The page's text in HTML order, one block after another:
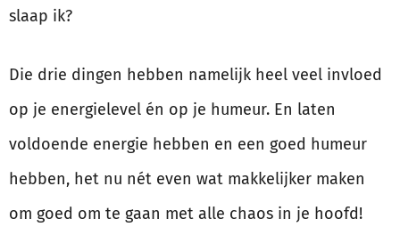
slaap ik?
Die drie dingen hebben namelijk heel veel invloed
op je energielevel én op je humeur. En laten
voldoende energie hebben en een goed humeur
hebben, het nu nét even wat makkelijker maken
om goed om te gaan met alle chaos in je hoofd!